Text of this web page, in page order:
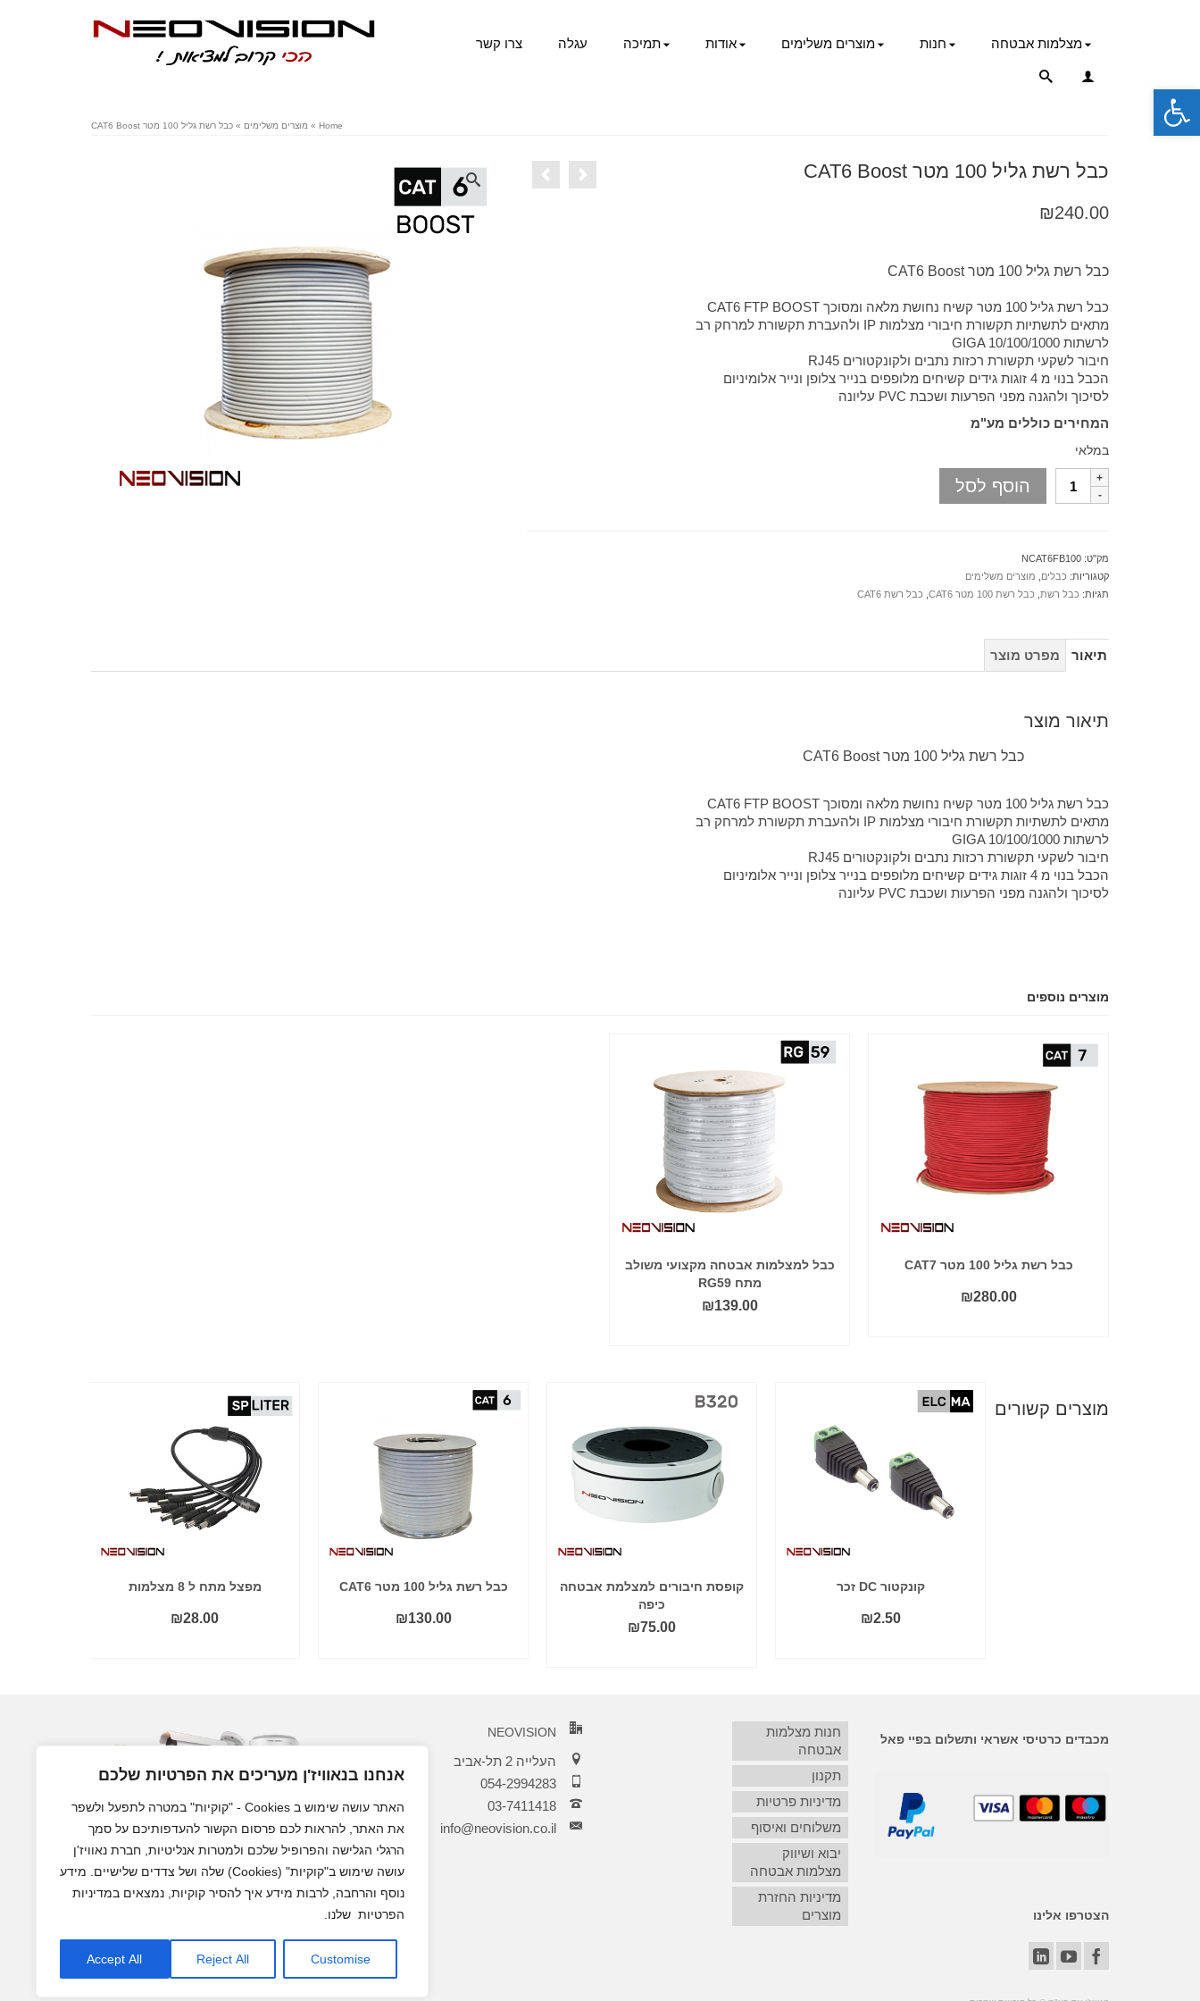
פתח סרגל נגישות
אנחנו בנאוויז'ן מעריכים את הפרטיות שלכם
האתר עושה שימוש ב Cookies - "קוקיות" במטרה לתפעל ולשפר
את האתר, להראות לכם פרסום הקשור להעדפותיכם על סמך
הרגלי הגלישה והפרופיל שלכם ולמטרות אנליטיות, חברת נאוויז'ן
עושה שימוש ב"קוקיות" (Cookies) שלה ושל צדדים שלישיים. מידע
נוסף והרחבה, לרבות מידע איך להסיר קוקיות, נמצאים במדיניות
הפרטיות שלנו.
Customise
Reject All
Accept All
מצלמות אבטחה חנות מוצרים משלימים אודות תמיכה עגלה צרו קשר
Home
» מוצרים משלימים » כבל רשת גליל 100 מטר CAT6 Boost
כבל רשת גליל 100 מטר CAT6 Boost
₪240.00
כבל רשת גליל 100 מטר CAT6 Boost
כבל רשת גליל 100 מטר קשיח נחושת מלאה ומסוכך CAT6 FTP BOOST
מתאים לתשתיות תקשורת חיבורי מצלמות IP ולהעברת תקשורת למרחק רב
לרשתות GIGA 10/100/1000
חיבור לשקעי תקשורת רכזות נתבים ולקונקטורים RJ45
הכבל בנוי מ 4 זוגות גידים קשיחים מלופפים בנייר צלופן ונייר אלומיניום
לסיכוך ולהגנה מפני הפרעות ושכבת PVC עליונה
המחירים כוללים מע"מ
במלאי
הוסף לסל
מק"ט: NCAT6FB100
קטגוריות: כבלים
מוצרים משלימים
תגיות: כבל רשת כבל רשת 100 מטר CAT6 כבל רשת CAT6
תיאור מפרט מוצר
תיאור מוצר
כבל רשת גליל 100 מטר CAT6 Boost
כבל רשת גליל 100 מטר קשיח נחושת מלאה ומסוכך CAT6 FTP BOOST
מתאים לתשתיות תקשורת חיבורי מצלמות IP ולהעברת תקשורת למרחק רב
לרשתות GIGA 10/100/1000
חיבור לשקעי תקשורת רכזות נתבים ולקונקטורים RJ45
הכבל בנוי מ 4 זוגות גידים קשיחים מלופפים בנייר צלופן ונייר אלומיניום
לסיכוך ולהגנה מפני הפרעות ושכבת PVC עליונה
מוצרים נוספים
כבל רשת גליל 100 מטר CAT7
₪280.00
כבל למצלמות אבטחה מקצועי משולב
מתח RG59
₪139.00
מוצרים קשורים
קונקטור DC זכר
₪2.50
קופסת חיבורים למצלמת אבטחה
כיפה
₪75.00
כבל רשת גליל 100 מטר CAT6
₪130.00
מפצל מתח ל 8 מצלמות
₪28.00
מכבדים כרטיסי אשראי ותשלום בפיי פאל
הצטרפו אלינו
חנות מצלמות
אבטחה
תקנון
מדיניות פרטיות
משלוחים ואיסוף
יבוא ושיווק
מצלמות אבטחה
מדיניות החזרת
מוצרים
NEOVISION
העלייה 2 תל-אביב
054-2994283
03-7411418‏
info@neovision.co.il
מצלמות אבטחה לבית ולעסק